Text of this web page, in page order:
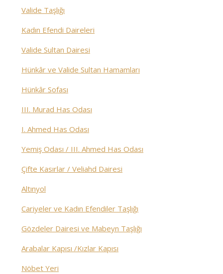
Valide Taşlığı
Kadın Efendi Daireleri
Valide Sultan Dairesi
Hünkâr ve Valide Sultan Hamamları
Hünkâr Sofası
III. Murad Has Odası
I. Ahmed Has Odası
Yemiş Odası / III. Ahmed Has Odası
Çifte Kasırlar / Veliahd Dairesi
Altınyol
Cariyeler ve Kadın Efendiler Taşlığı
Gözdeler Dairesi ve Mabeyn Taşlığı
Arabalar Kapısı /Kızlar Kapısı
Nöbet Yeri